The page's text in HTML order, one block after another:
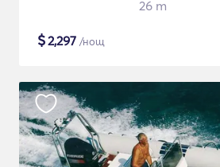
26 m
$2,297 /нощ